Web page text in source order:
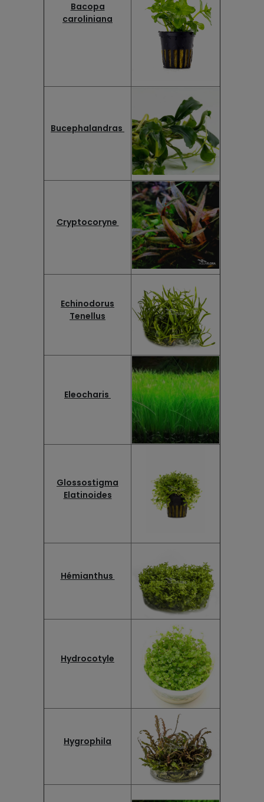
Bacopa
caroliniana
Bucephalandras
Cryptocoryne
Echinodorus
Tenellus
Eleocharis
Glossostigma
Elatinoides
Hémianthus
Hydrocotyle
Hygrophila